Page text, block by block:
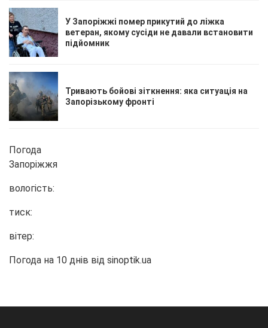
У Запоріжжі помер прикутий до ліжка
ветеран, якому сусіди не давали встановити
підйомник
Тривають бойові зіткнення: яка ситуація на
Запорізькому фронті
Погода
Запоріжжя
вологість:
тиск:
вітер:
Погода на 10 днів від sinoptik.ua